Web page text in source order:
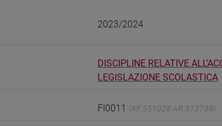
2023/2024
DISCIPLINE RELATIVE
LEGISLAZIONE SCOLASTICA
FI0011 (AF:551028 AR:313739)